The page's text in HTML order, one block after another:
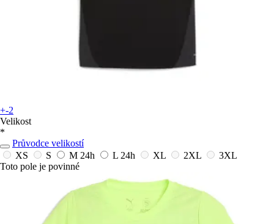
+-2
Velikost
*
Průvodce velikostí
XS
S M 24h L 24h XL 2XL
3XL
Toto pole je povinné